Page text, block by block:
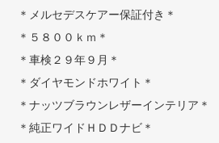
＊メルセデスケアー保証付き＊
＊５８００ｋｍ＊
＊車検２９年９月＊
＊ダイヤモンドホワイト＊
＊ナッツブラウンレザーインテリア＊
＊純正ワイドＨＤＤナビ＊